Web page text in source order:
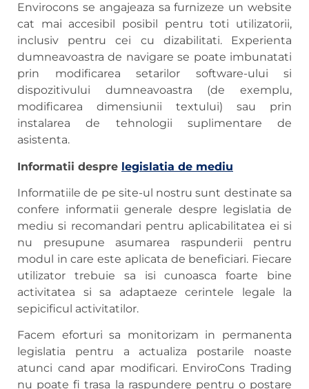
Envirocons se angajeaza sa furnizeze un website
cat mai accesibil posibil pentru toti utilizatorii,
inclusiv pentru cei cu dizabilitati. Experienta
dumneavoastra de navigare se poate imbunatati
prin modificarea setarilor software-ului si
dispozitivului dumneavoastra (de exemplu,
modificarea dimensiunii textului) sau prin
instalarea de tehnologii suplimentare de
asistenta.
Informatii despre legislatia de mediu
Informatiile de pe site-ul nostru sunt destinate sa
confere informatii generale despre legislatia de
mediu si recomandari pentru aplicabilitatea ei si
nu presupune asumarea raspunderii pentru
modul in care este aplicata de beneficiari. Fiecare
utilizator trebuie sa isi cunoasca foarte bine
activitatea si sa adaptaeze cerintele legale la
sepicificul activitatilor.
Facem eforturi sa monitorizam in permanenta
legislatia pentru a actualiza postarile noaste
atunci cand apar modificari. EnviroCons Trading
nu poate fi trasa la raspundere pentru o postare